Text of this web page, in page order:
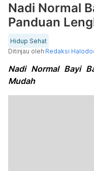
Nadi Normal
Panduan
Hidup Sehat
Ditinjau oleh Redaksi
Nadi Normal Bayi
Mudah